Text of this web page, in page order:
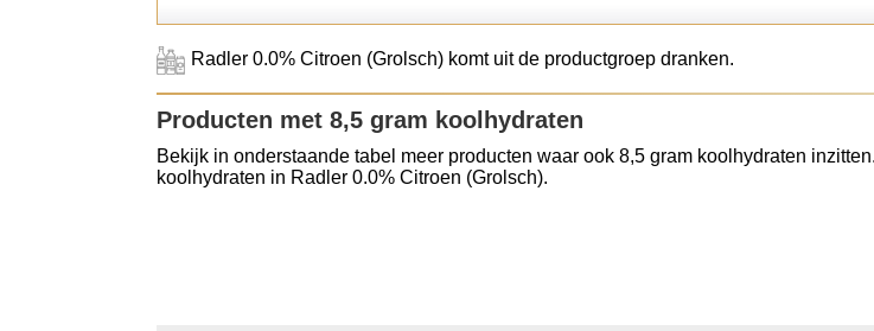
Radler 0.0% Citroen (Grolsch) komt uit de productgroep dranken.
Producten met 8,5 gram koolhydraten
Bekijk in onderstaande tabel meer producten waar ook 8,5 gram koolhydraten
koolhydraten in Radler 0.0% Citroen (Grolsch).